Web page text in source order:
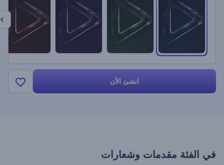
انشئ الأن
في الفئة مقدمات وشعارات